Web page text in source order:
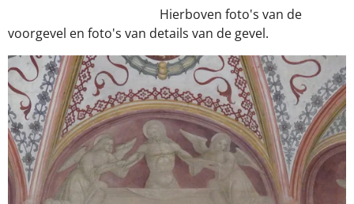
Hierboven foto's van de
voorgevel en foto's van details van de gevel.